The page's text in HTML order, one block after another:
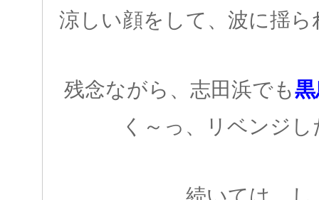
涼しい顔をして、波に揺
残念ながら、志田浜でも
く～っ、リベンジ